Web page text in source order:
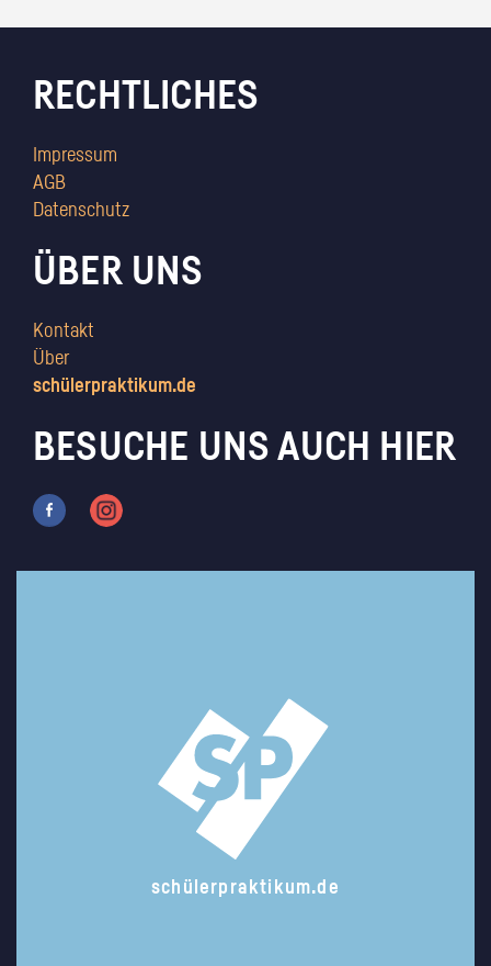
RECHTLICHES
Impressum
AGB
Datenschutz
ÜBER UNS
Kontakt
Über
schülerpraktikum.de
BESUCHE UNS AUCH HIER
schülerpraktikum.de